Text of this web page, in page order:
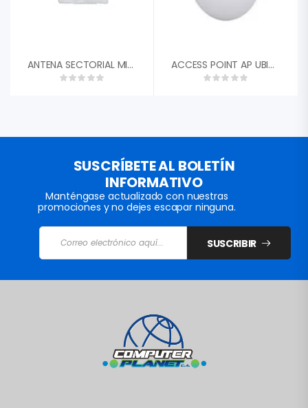
ANTENA SECTORIAL MIKROTIK MTAS-5G-15D120 15DBI 120 GRADOS DUAL POLARIDAD CONECTORES 2XRP-SMA ACCESS POINT AP UBIQUITI U6-PRO WIFI 6 802.11AX PRO DUAL BAND 2.4GHZ 573MBPS 5GHZ 4.8G UNIFI 4X4 MIMO 6DBI 1X GIGABIT ETHERNET POE+ 300 CLIENTES
SUSCRÍBETE AL BOLETÍN
INFORMATIVO
Manténgase actualizado con nuestras
promociones y no dejes escapar ninguna.
SUSCRIBIR